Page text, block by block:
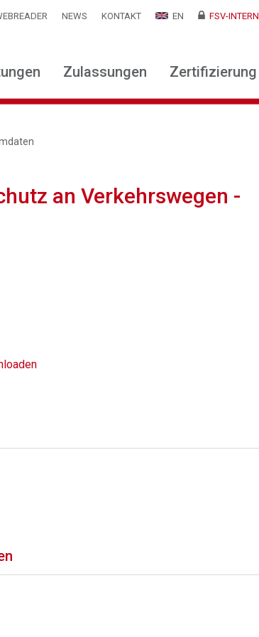
NEWS KONTAKT EN FSV-INTERN
Zulassungen Zertifizierung
an Verkehrswegen -